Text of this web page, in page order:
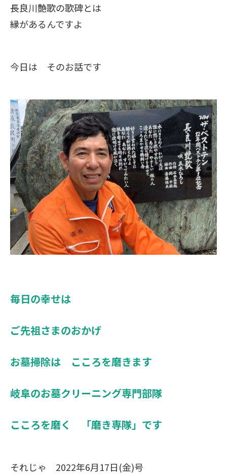
長良川艶歌の歌碑とは
縁があるんですよ
今日は そのお話です
毎日の幸せは
ご先祖さまのおかげ
お墓掃除は こころを磨きます
岐阜のお墓クリーニング専門部隊
こころを磨く 「磨き専隊」です
それじゃ 2022年6月17日(金)号